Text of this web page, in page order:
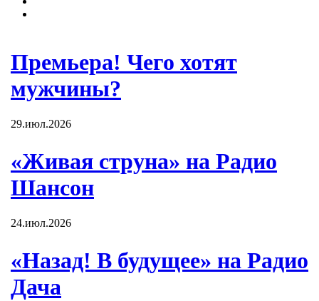
Премьера! Чего хотят
мужчины?
29.июл.2026
«Живая струна» на Радио
Шансон
24.июл.2026
«Назад! В будущее» на Радио
Дача